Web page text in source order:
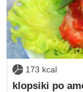
173 kcal
klopsiki po